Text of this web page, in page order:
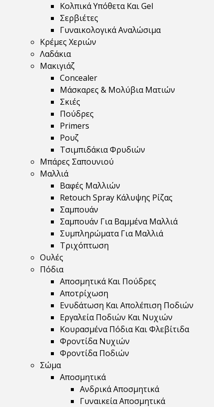
Κολπικά Υπόθετα Και Gel
Σερβιέτες
Γυναικολογικά Αναλώσιμα
Κρέμες Χεριών
Λαδάκια
Μακιγιάζ
Concealer
Μάσκαρες & Μολύβια Ματιών
Σκιές
Πούδρες
Primers
Ρουζ
Τσιμπιδάκια Φρυδιών
Μπάρες Σαπουνιού
Μαλλιά
Βαφές Μαλλιών
Retouch Spray Κάλυψης Ρίζας
Σαμπουάν
Σαμπουάν Για Βαμμένα Μαλλιά
Συμπληρώματα Για Μαλλιά
Τριχόπτωση
Ουλές
Πόδια
Αποσμητικά Και Πούδρες
Αποτρίχωση
Ενυδάτωση Και Απολέπιση Ποδιών
Εργαλεία Ποδιών Και Νυχιών
Κουρασμένα Πόδια Και Φλεβίτιδα
Φροντίδα Νυχιών
Φροντίδα Ποδιών
Σώμα
Αποσμητικά
Ανδρικά Αποσμητικά
Γυναικεία Αποσμητικά